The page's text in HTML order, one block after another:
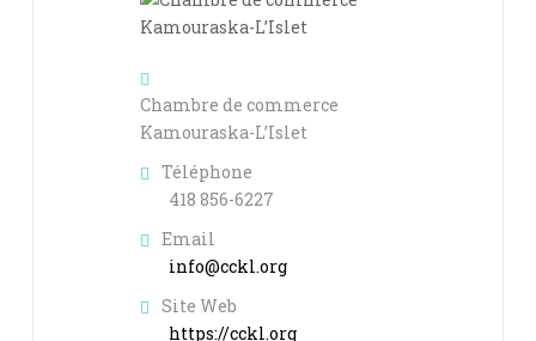
Chambre de commerce
Kamouraska-L’Islet
Téléphone
‭418 856-6227‬
Email
info@cckl.org
Site Web
https://cckl.org